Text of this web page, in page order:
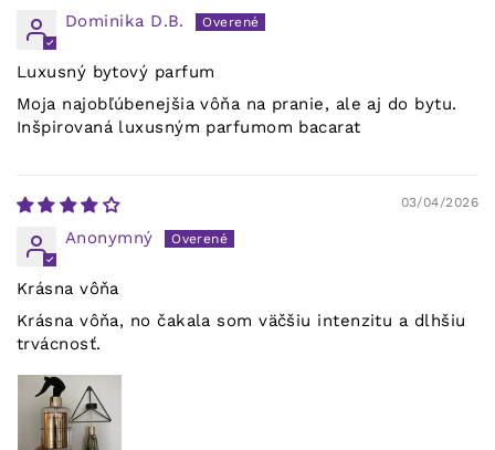
Dominika D.B.
Luxusný bytový parfum
Moja najobľúbenejšia vôňa na pranie, ale aj do bytu.
Inšpirovaná luxusným parfumom bacarat
03/04/2026
Anonymný
Krásna vôňa
Krásna vôňa, no čakala som väčšiu intenzitu a dlhšiu
trvácnosť.